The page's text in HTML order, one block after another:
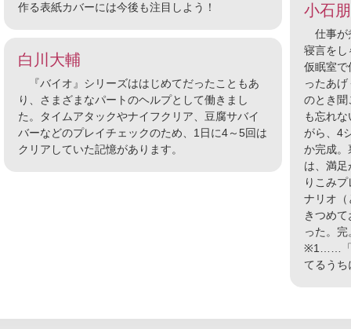
作る表紙カバーには今後も注目しよう！
小石
仕事が
寝言をし
仮眠室
ったあ
のとき聞
も忘れ
がら、4
か完成。
は、満
りこみ
ナリオ（
きつめ
った。完
※1……「
てるう
白川大輔
『バイオ』シリーズははじめてだったこともあ
り、さまざまなパートのヘルプとして働きまし
た。タイムアタックやナイフクリア、豆腐サバイ
バーなどのプレイチェックのため、1日に4～5回は
クリアしていた記憶があります。